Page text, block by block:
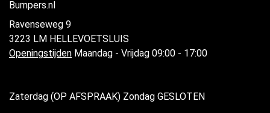
Bumpers.nl
Ravenseweg 9
3223 LM HELLEVOETSLUIS
Openingstijden Maandag - Vrijdag 09:00 - 17:00
Zaterdag (OP AFSPRAAK) Zondag GESLOTEN